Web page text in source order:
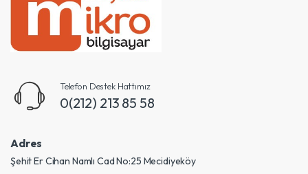
Telefon Destek Hattımız
0(212) 213 85 58
Adres
Şehit Er Cihan Namlı Cad No:25 Mecidiyeköy